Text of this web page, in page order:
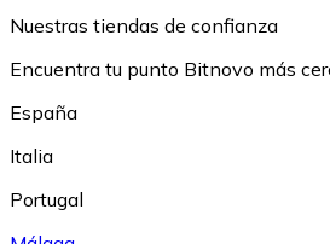
Nuestras tiendas de confianza
Encuentra tu punto Bitnovo más
España
Italia
Portugal